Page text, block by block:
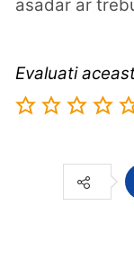
asadar ar
Evaluati